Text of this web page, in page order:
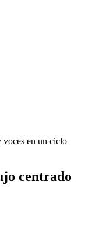
voces en un ciclo
centrado